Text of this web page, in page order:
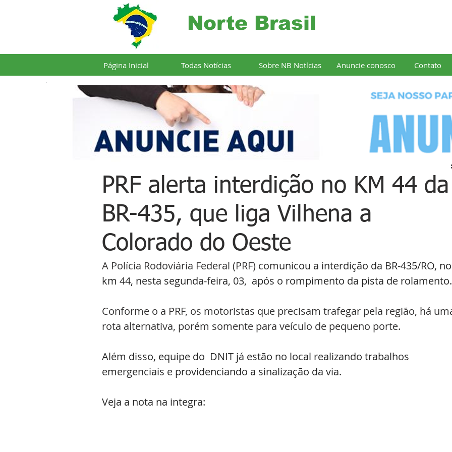
Norte Brasil
Página Inicial Todas Notícias Sobre NB Notícias Anuncie conosco Contato
PRF alerta interdição no KM 44 da
BR-435, que liga Vilhena a
Colorado do Oeste
A Polícia Rodoviária Federal (PRF) comunicou a interdição da BR-435/RO,
km 44, nesta segunda-feira, 03,  após o rompimento da pista de
Conforme o a PRF, os motoristas que precisam trafegar pela região, há
rota alternativa, porém somente para veículo de pequeno porte.
Além disso, equipe do  DNIT já estão no local realizando trabalhos
emergenciais e providenciando a sinalização da via.
Veja a nota na integra: